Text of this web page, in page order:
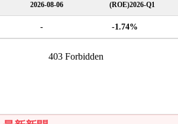
2026-08-06
(ROE)2026-Q1
- -1.74%